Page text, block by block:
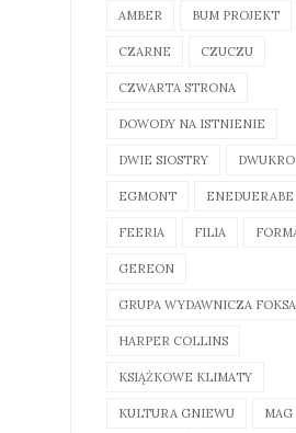
AMBER BUM PROJEKT
CZARNE CZUCZU
CZWARTA STRONA
DOWODY NA ISTNIENIE
DWIE SIOSTRY
EGMONT ENEDUERABE
FEERIA FILIA
GEREON
GRUPA WYDAWNICZA
HARPER COLLINS
KSIĄŻKOWE KLIMATY
KULTURA GNIEWU MAG